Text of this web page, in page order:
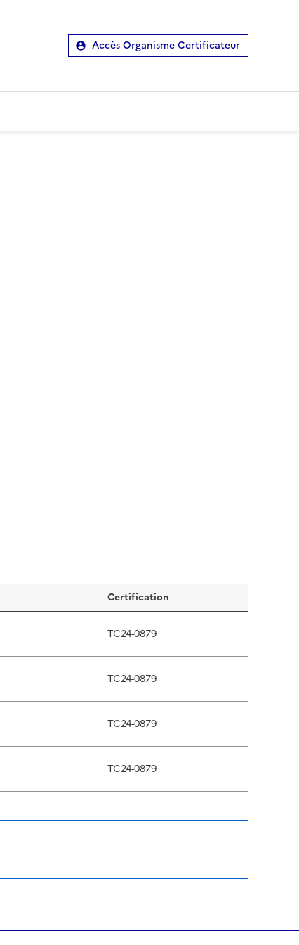
Accès Organisme Certificateur
Certification
TC24-0879
TC24-0879
TC24-0879
TC24-0879